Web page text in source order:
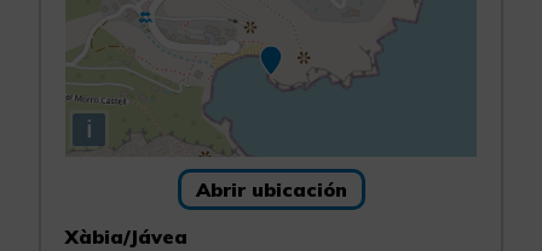
i
Abrir ubicación
Xàbia/Jávea